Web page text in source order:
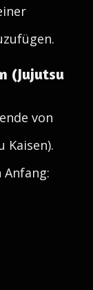
(Jujutsu
von
Kaisen).